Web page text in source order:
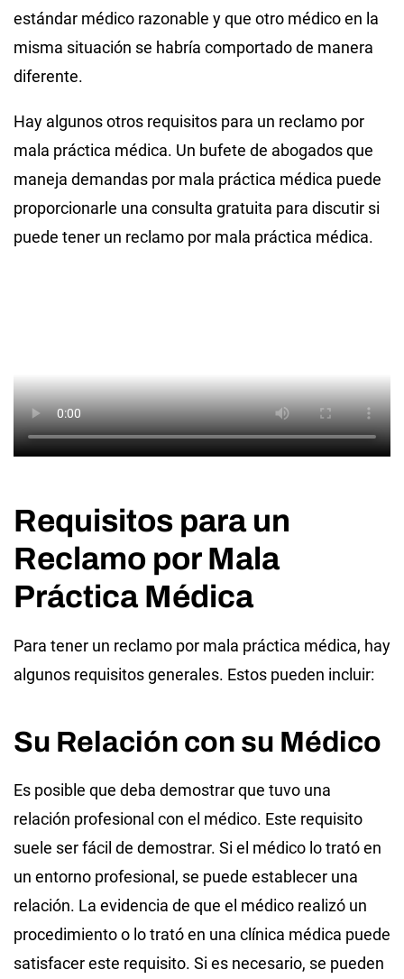
estándar médico razonable y que otro médico en la
misma situación se habría comportado de manera
diferente.
Hay algunos otros requisitos para un reclamo por
mala práctica médica. Un bufete de abogados que
maneja demandas por mala práctica médica puede
proporcionarle una consulta gratuita para discutir si
puede tener un reclamo por mala práctica médica.
Requisitos para un
Reclamo por Mala
Práctica Médica
Para tener un reclamo por mala práctica médica, hay
algunos requisitos generales. Estos pueden incluir:
Su Relación con su Médico
Es posible que deba demostrar que tuvo una
relación profesional con el médico. Este requisito
suele ser fácil de demostrar. Si el médico lo trató en
un entorno profesional, se puede establecer una
relación. La evidencia de que el médico realizó un
procedimiento o lo trató en una clínica médica puede
satisfacer este requisito. Si es necesario, se pueden